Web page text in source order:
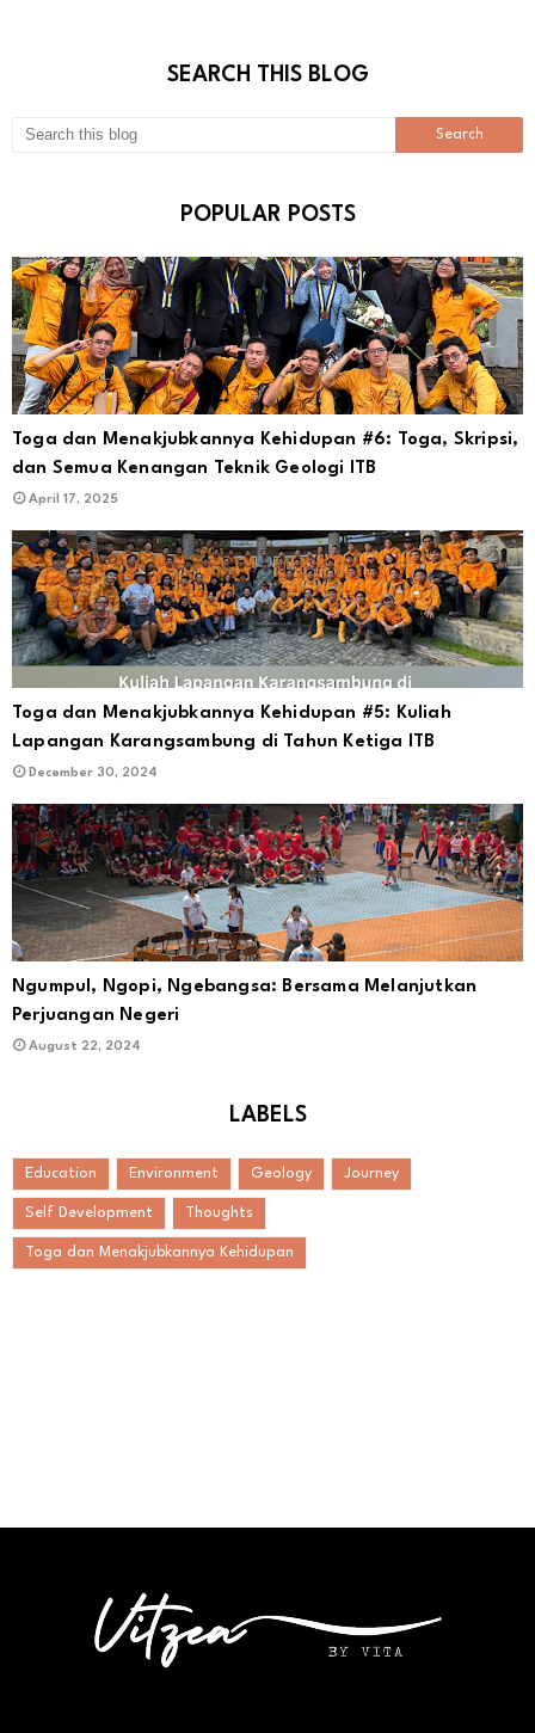
SEARCH THIS BLOG
POPULAR POSTS
Toga dan Menakjubkannya Kehidupan #6: Toga, Skripsi,
dan Semua Kenangan Teknik Geologi ITB
April 17, 2025
Toga dan Menakjubkannya Kehidupan #5: Kuliah
Lapangan Karangsambung di Tahun Ketiga ITB
December 30, 2024
Ngumpul, Ngopi, Ngebangsa: Bersama Melanjutkan
Perjuangan Negeri
August 22, 2024
LABELS
Education Environment Geology Journey
Self Development Thoughts
Toga dan Menakjubkannya Kehidupan